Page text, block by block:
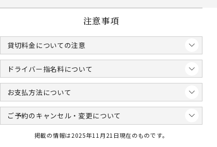
注意事項
貸切料金についての注意
ドライバー指名料について
お支払方法について
ご予約のキャンセル・変更について
掲載の情報は2025年11月21日現在のものです。